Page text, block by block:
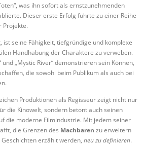
was ihn sofort als ernstzunehmenden
Dieser erste Erfolg führte zu einer Reihe
Projekte.
ist seine Fähigkeit, tiefgründige und komplexe
Handhabung der Charaktere zu verweben.
und „Mystic River“ demonstrieren sein Können,
die sowohl beim Publikum als auch bei
Produktionen als Regisseur zeigt nicht nur
die Kinowelt, sondern betont auch seinen
die moderne Filmindustrie. Mit jedem seiner
die Grenzen des Machbaren zu erweitern
erzählt werden, neu zu definieren.